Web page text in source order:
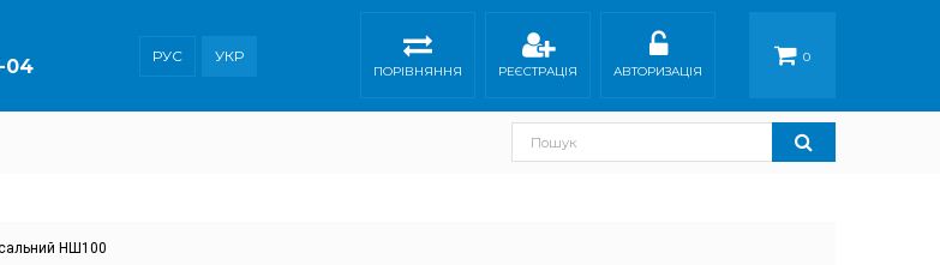
04 РУС УКР
0
ПОРІВНЯННЯ
РЕЄСТРАЦІЯ АВТОРИЗАЦІЯ
НШ100